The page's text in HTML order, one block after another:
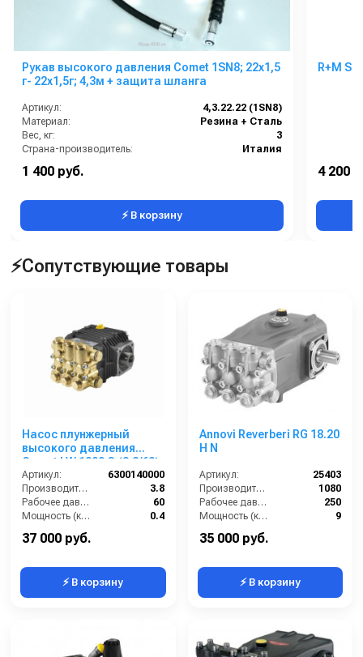
Рукав высокого давления Comet 1SN8; 22х1,5
г- 22х1,5г; 4,3м + защита шланга
Артикул:
4,3.22.22 (1SN8)
Материал:
Резина + Сталь
Вес, кг:
3
Страна-производитель:
Италия
Температура, C:
Рабочее давление (бар):
1 400 руб.
⚡ В корзину
R+M
4 200
⚡Сопутствующие товары
Насос плунжерный
высокого давления
Comet LW 1009 G (3,8/60);
1450 об/мин. Ø 3/4” п.в.
Артикул:
6300140000
Производительность (л/мин):
3.8
Рабочее давление (бар):
60
Мощность (кВт):
0.4
Обороты двигателя (об/мин):
37 000 руб.
⚡ В корзину
Annovi Reverberi RG 18.20
H N
Артикул:
25403
Производительность (л/ч):
1080
Рабочее давление (бар):
250
Мощность (кВт):
9
35 000 руб.
⚡ В корзину